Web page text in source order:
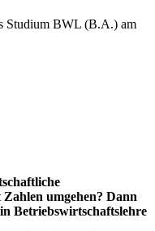
Studium BWL (B.A.) am
umgehen? Dann
Betriebswirtschaftslehre